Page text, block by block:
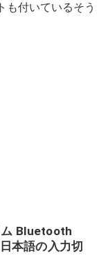
も付いているそう
Bluetooth
本語の入力切